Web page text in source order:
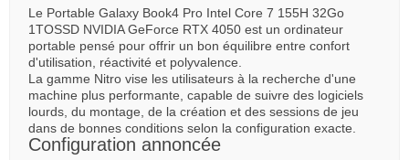
Le Portable Galaxy Book4 Pro Intel Core 7 155H 32Go
1TOSSD NVIDIA GeForce RTX 4050 est un ordinateur
portable pensé pour offrir un bon équilibre entre confort
d'utilisation, réactivité et polyvalence.
La gamme Nitro vise les utilisateurs à la recherche d'une
machine plus performante, capable de suivre des logiciels
lourds, du montage, de la création et des sessions de jeu
dans de bonnes conditions selon la configuration exacte.
Configuration annoncée